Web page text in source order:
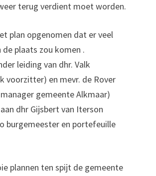
terug verdient moet worden.
plan opgenomen dat er veel
plaats zou komen .
leiding van dhr. Valk
voorzitter) en mevr. de Rover
gemeente Alkmaar)
dhr Gijsbert van Iterson
burgemeester en portefeuille
plannen ten spijt de gemeente